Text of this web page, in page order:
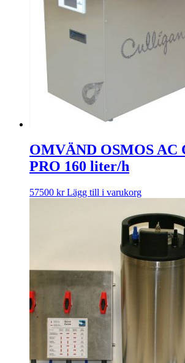
OMVÄND OSMOS AC
PRO 160 liter/h
57500 kr Lägg till i varukorg